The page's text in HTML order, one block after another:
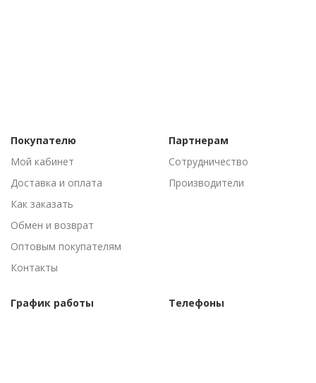
Покупателю
Мой кабинет
Доставка и оплата
Как заказать
Обмен и возврат
Оптовым покупателям
Контакты
Партнерам
Сотрудничество
Производители
График работы
Телефоны